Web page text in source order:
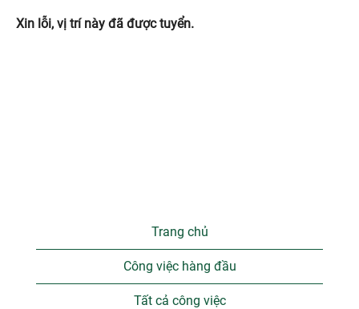
Xin lỗi, vị trí này đã được tuyển.
Trang chủ
Công việc hàng đầu
Tất cả công việc